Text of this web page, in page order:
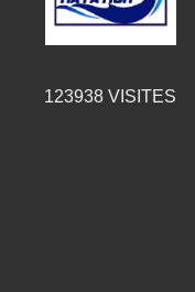
123938 VISITES